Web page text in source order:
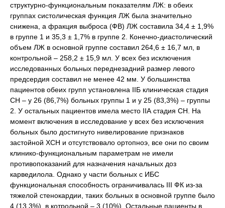
структурно-функциональным показателям ЛЖ: в обеих
группах систолическая функция ЛЖ была значительно
снижена, а фракция выброса (ФВ) ЛЖ составила 34,4 ± 1,9%
в группе 1 и 35,3 ± 1,7% в группе 2. Конечно-диастолический
объем ЛЖ в основной группе составил 264,6 ± 16,7 мл, в
контрольной – 258,2 ± 15,9 мл. У всех без исключения
исследованных больных переднезадний размер левого
предсердия составил не менее 42 мм. У большинства
пациентов обеих групп установлена IIБ клиническая стадия
СН – у 26 (86,7%) больных группы 1 и у 25 (83,3%) – группы
2. У остальных пациентов имела место IIА стадия СН. На
момент включения в исследование у всех без исключения
больных было достигнуто нивелирование признаков
застойной ХСН и отсутствовало ортопноэ, все они по своим
клинико-функциональным параметрам не имели
противопоказаний для назначения начальных доз
карведилола. Однако у части больных с ИБС
функциональная способность ограничивалась III ФК из-за
тяжелой стенокардии, таких больных в основной группе было
4 (13,3%), в котрольной – 3 (10%). Остальные пациенты в